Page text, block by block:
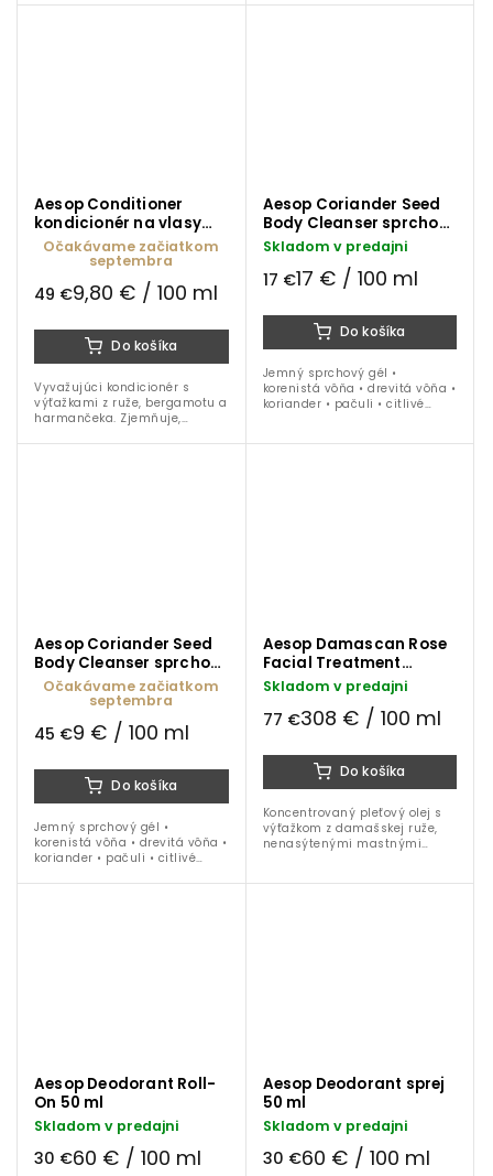
balenie s dávkovačom
Aesop Conditioner
kondicionér na vlasy
500 ml
Očakávame začiatkom
septembra
49 €9,80 € / 100 ml
Do košíka
Vyvažujúci kondicionér s
výťažkami z ruže, bergamotu a
harmančeka. Zjemňuje,
bez zaťaženia. Vhodný na
Aesop Coriander Seed
Body Cleanser sprchový
gél 100 ml
Skladom v predajni
17 €17 € / 100 ml
Do košíka
Jemný sprchový gél •
korenistá vôňa • drevitá vôňa •
koriander • pačuli • citlivé
Aesop Coriander Seed
Body Cleanser sprchový
gél 500 ml
Očakávame začiatkom
septembra
45 €9 € / 100 ml
Do košíka
Jemný sprchový gél •
korenistá vôňa • drevitá vôňa •
koriander • pačuli • citlivé
dávkovačom
Aesop Damascan Rose
Facial Treatment
pleťové sérum 25 ml
Skladom v predajni
77 €308 € / 100 ml
Do košíka
Koncentrovaný pleťový olej s
výťažkom z damašskej ruže,
nenasýtenými mastnými
Aesop Deodorant Roll-
On 50 ml
Skladom v predajni
30 €60 € / 100 ml
Aesop Deodorant sprej
50 ml
Skladom v predajni
30 €60 € / 100 ml